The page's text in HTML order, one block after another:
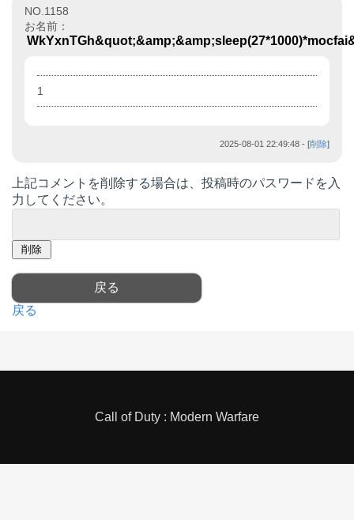
NO.1158
お名前：
1
2025-08-01 22:49:48 - [削除]
上記コメントを削除する場合は、投稿時のパスワードを入
力してください。
戻る
Call of Duty : Modern Warfare